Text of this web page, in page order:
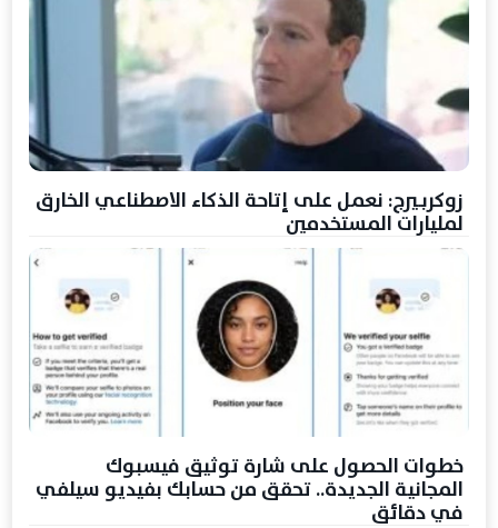
زوكربيرج: نعمل على إتاحة الذكاء الاصطناعي الخارق
لمليارات المستخدمين
خطوات الحصول على شارة توثيق فيسبوك
المجانية الجديدة.. تحقق من حسابك بفيديو سيلفي
في دقائق